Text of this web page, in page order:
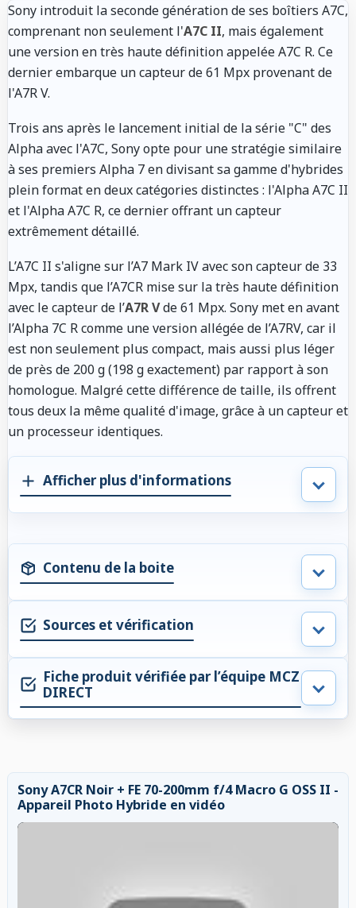
Sony introduit la seconde génération de ses boîtiers A7C,
comprenant non seulement l'A7C II, mais également
une version en très haute définition appelée A7C R. Ce
dernier embarque un capteur de 61 Mpx provenant de
l'A7R V.
Trois ans après le lancement initial de la série "C" des
Alpha avec l'A7C, Sony opte pour une stratégie similaire
à ses premiers Alpha 7 en divisant sa gamme d'hybrides
plein format en deux catégories distinctes : l'Alpha A7C II
et l'Alpha A7C R, ce dernier offrant un capteur
extrêmement détaillé.
L’A7C II s'aligne sur l’A7 Mark IV avec son capteur de 33
Mpx, tandis que l’A7CR mise sur la très haute définition
avec le capteur de l’A7R Vde 61 Mpx. Sony met en avant
l’Alpha 7C R comme une version allégée de l’A7RV, car il
est non seulement plus compact, mais aussi plus léger
de près de 200 g (198 g exactement) par rapport à son
homologue. Malgré cette différence de taille, ils offrent
tous deux la même qualité d'image, grâce à un capteur et
un processeur identiques.
Afficher plus d'informations
Contenu de la boite
Sources et vérification
Fiche produit vérifiée par l’équipe MCZ
DIRECT
Sony A7CR Noir + FE 70-200mm f/4 Macro G OSS II -
Appareil Photo Hybride en vidéo